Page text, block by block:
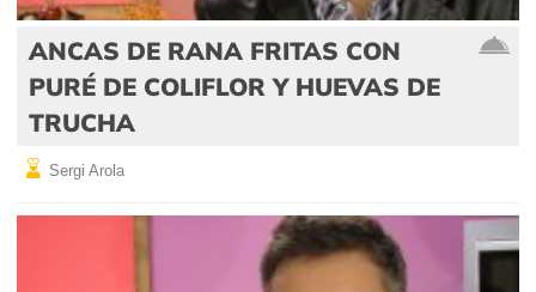
ANCAS DE RANA FRITAS CON
PURÉ DE COLIFLOR Y HUEVAS DE
TRUCHA
Sergi Arola